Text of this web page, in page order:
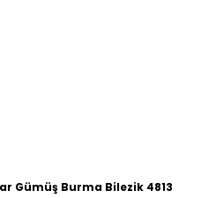
Gümüş Burma Bilezik 4813